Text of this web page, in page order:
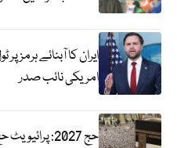
ایران کا آبنائے ہرمز
امریکی نائب صدر
حج 2027: